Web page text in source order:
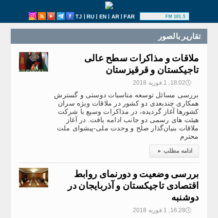
TJ | RU | EN | AR|FAR 101.5 FM
تقارير بالصور
ملاقات و مذاکرات سطح عالی
تاجیکستان و قرقیزستان
🕔18:02, 1.فوریه 2018
بررسی مسائل توسعه مناسبات دوستی و گسترش
همکاری چندبعدی دو کشور در ملاقات ویژه سران
کشورها آغاز گردیده، در مذاکرات وسیع با شرکت
هیئت های رسمی دو جانب ادامه‌ یافت. در آغاز
ملاقات بنیان‌گذار صلح و وحدت ملی-پیشوای ملت
محترم
ادامه مطلب ▸
بررسی وضعیت و دورنمای روابط
اقتصادی تاجیکستان و آذربایجان در
دوشنبه
🕔16:28, 1.فوریه 2018